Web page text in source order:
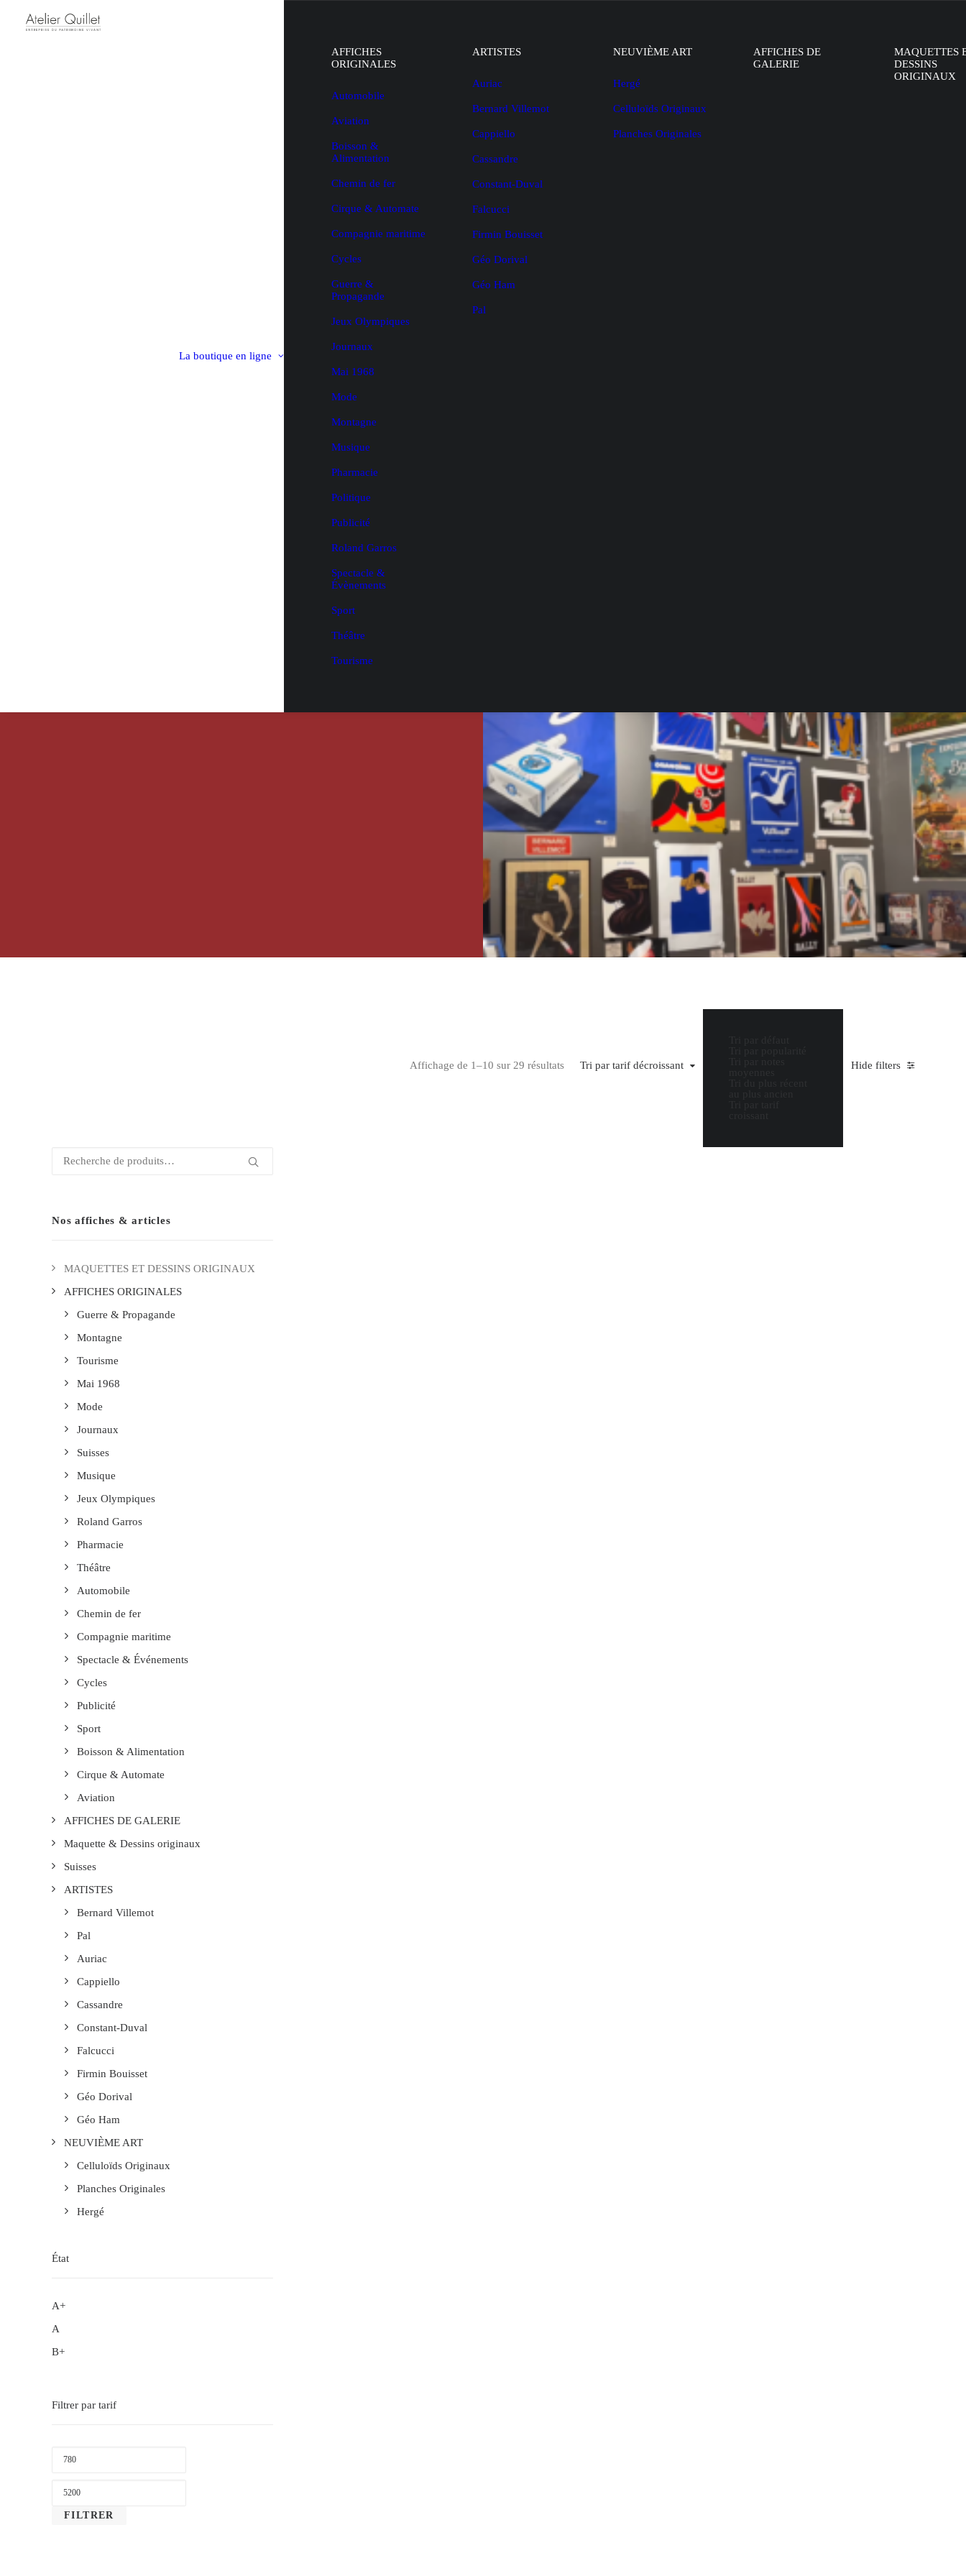
La boutique en ligne
AFFICHES
ORIGINALES
Automobile
Aviation
Boisson &
Alimentation
Chemin de fer
Cirque & Automate
Compagnie maritime
Cycles
Guerre &
Propagande
Jeux Olympiques
Journaux
Mai 1968
Mode
Montagne
Musique
Pharmacie
Politique
Publicité
Roland Garros
Spectacle &
Évènements
Sport
Théâtre
Tourisme
ARTISTES
Auriac
Bernard Villemot
Cappiello
Cassandre
Constant-Duval
Falcucci
Firmin Bouisset
Géo Dorival
Géo Ham
Pal
NEUVIÈME ART
Hergé
Celluloïds Originaux
Planches Originales
AFFICHES DE
GALERIE
MAQUETTES
DESSINS
ORIGINAUX
Hide filters
Tri par tarif décroissant
Affichage de 1–10 sur 29 résultatsTrié par prix décroissant
Recherche
Nos affiches & articles
MAQUETTES ET DESSINS ORIGINAUX
AFFICHES ORIGINALES
Guerre & Propagande
Montagne
Tourisme
Mai 1968
Mode
Journaux
Suisses
Musique
Jeux Olympiques
Roland Garros
Pharmacie
Théâtre
Automobile
Chemin de fer
Compagnie maritime
Spectacle & Événements
Cycles
Publicité
Sport
Boisson & Alimentation
Cirque & Automate
Aviation
AFFICHES DE GALERIE
Maquette & Dessins originaux
Suisses
ARTISTES
Bernard Villemot
Pal
Auriac
Cappiello
Cassandre
Constant-Duval
Falcucci
Firmin Bouisset
Géo Dorival
Géo Ham
NEUVIÈME ART
Celluloïds Originaux
Planches Originales
Hergé
État
A+
A
B+
Filtrer par tarif
FILTRER